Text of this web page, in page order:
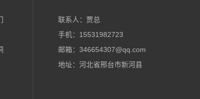
联系人：贾总
手机：15531982723
邮箱：346654307@qq.com
地址：河北省邢台市新河县